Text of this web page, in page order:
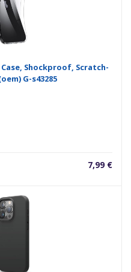
Shockproof, Scratch-
G-s43285
7,99 €